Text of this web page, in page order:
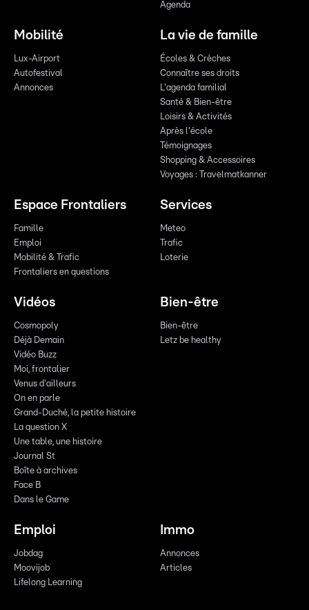
Agenda
Mobilité
Lux-Airport
Autofestival
Annonces
La vie de famille
Écoles & Crèches
Connaître ses droits
L'agenda familial
Santé & Bien-être
Loisirs & Activités
Après l'école
Témoignages
Shopping & Accessoires
Voyages : Travelmatkanner
Espace Frontaliers
Famille
Emploi
Mobilité & Trafic
Frontaliers en questions
Services
Meteo
Trafic
Loterie
Vidéos
Cosmopoly
Déjà Demain
Vidéo Buzz
Moi, frontalier
Venus d'ailleurs
On en parle
Grand-Duché, la petite histoire
La question X
Une table, une histoire
Journal St
Boîte à archives
Face B
Dans le Game
Bien-être
Bien-être
Letz be healthy
Emploi
Jobdag
Moovijob
Lifelong Learning
Immo
Annonces
Articles